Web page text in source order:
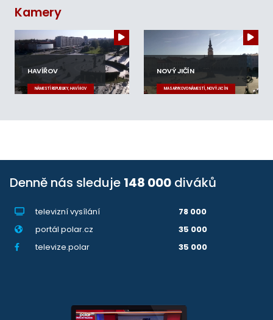
Kamery
HAVÍŘOV
NÁMĚSTÍ REPUBLIKY, HAVÍŘOV
NOVÝ JIČÍN
MASARYKOVO NÁMĚSTÍ, NOVÝ JIČÍN
Denně nás sleduje 148 000 diváků
televizní vysílání
78 000
portál polar.cz
35 000
televize.polar
35 000